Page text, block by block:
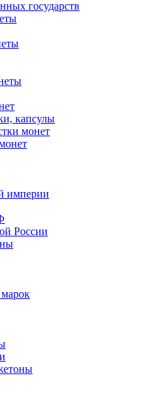
государств
капсулы
монет
империи
России